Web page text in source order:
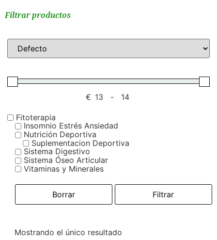
Filtrar productos
€ -
Fitoterapia
Insomnio Estrés Ansiedad
Nutrición Deportiva
Suplementacion Deportiva
Sistema Digestivo
Sistema Óseo Articular
Vitaminas y Minerales
Filtrar
Borrar
Mostrando el único resultado